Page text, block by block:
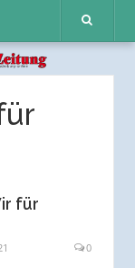
für
0